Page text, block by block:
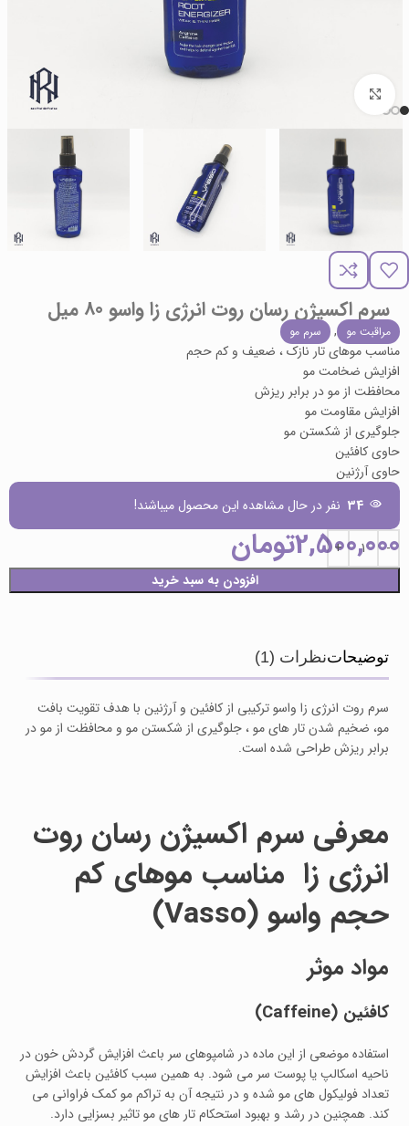
سرم اکسیژن رسان روت انرژی زا واسو 80 میل
مراقبت مو , سرم مو
مناسب موهای تار نازک ، ضعیف و کم حجم
افزایش ضخامت مو
محافظت از مو در برابر ریزش
افزایش مقاومت مو
جلوگیری از شکستن مو
حاوی کافئین
حاوی آرژنین
34 نفر در حال مشاهده این محصول میباشند!
2,500,000تومان
افزودن به سبد خرید
توضیحاتنظرات (1)
سرم روت انرژی زا واسو ترکیبی از کافئین و آرژنین با هدف تقویت بافت
مو، ضخیم شدن تار های مو ، جلوگیری از شکستن مو و محافظت از مو در
برابر ریزش طراحی شده است.
معرفی سرم اکسیژن رسان روت
انرژی زا مناسب موهای کم
حجم واسو (Vasso)
مواد موثر
کافئین (Caffeine)
استفاده موضعی از این ماده در شامپوهای سر باعث افزایش گردش خون در
ناحیه اسکالپ یا پوست سر می شود. به همین سبب کافئین باعث افزایش
تعداد فولیکول های مو شده و در نتیجه آن به تراکم مو کمک فراوانی می
کند. همچنین در رشد و بهبود استحکام تار های مو تاثیر بسزایی دارد.